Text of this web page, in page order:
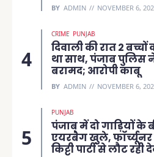
BY ADMIN NOVEMBER 6,
CRIME PUNJAB
दिवाली की रात 2
था साथ, पंजाब
बरामद; आरोपी काबू
BY ADMIN NOVEMBER 6,
PUNJAB
पंजाब में दो गाड़ियों के
एयरबैग खुले, फॉर्च्यूनर
किट्टी पार्टी से लौट